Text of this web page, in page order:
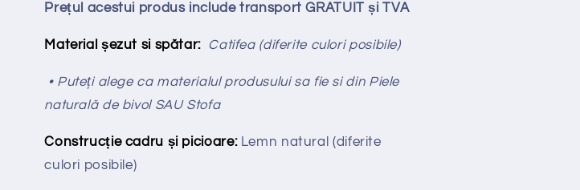
Prețul acestui produs include transport GRATUIT și TVA
Material șezut si spătar: Catifea (diferite culori posibile)
• Puteți alege ca materialul produsului sa fie si din Piele
naturală de bivol SAU Stofa
Construcție cadru și picioare: Lemn natural (diferite
culori posibile)